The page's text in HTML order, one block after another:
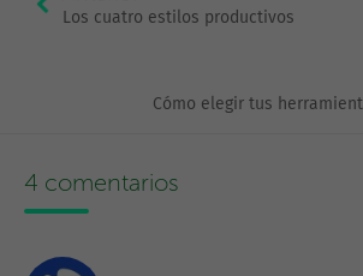
Los cuatro estilos productivos
Cómo elegir tus
4 comentarios